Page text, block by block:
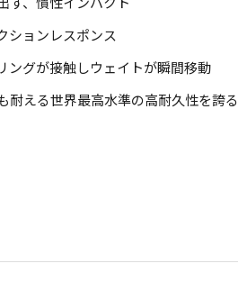
す、慣性インパクト
ションレスポンス
ングが接触しウェイトが瞬間移動
耐える世界最高水準の高耐久性を誇る